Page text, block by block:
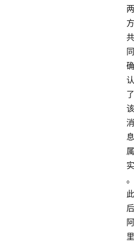
两
方
共
同
确
认
了
该
消
息
属
实
。
此
后
阿
里